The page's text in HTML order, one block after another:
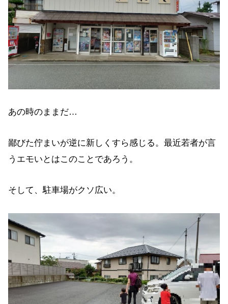
あの時のままだ…
鄙びた佇まいが逆に新しくすら感じる。最近若者が言
うエモいとはこのことであろう。
そして、駐車場がクソ広い。